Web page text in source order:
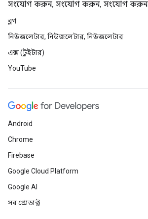
সংযোগ করুন, সংযোগ করুন, সংযোগ করুন
ব্লগ
নিউজলেটার, নিউজলেটার, নিউজলেটার
এক্স (টুইটার)
YouTube
Android
Chrome
Firebase
Google Cloud Platform
Google AI
সব প্রোডাক্ট